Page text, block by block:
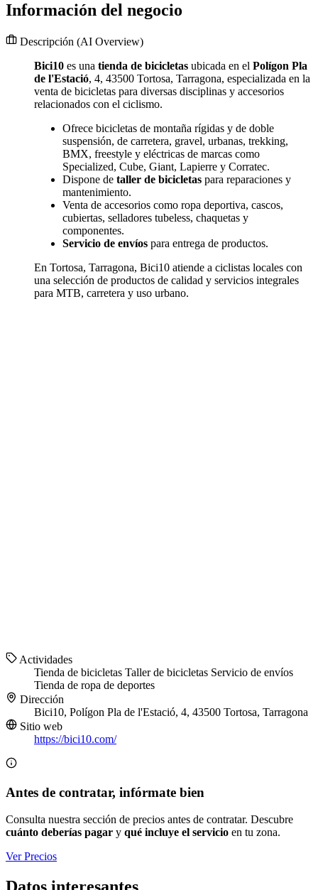
Información del negocio
Descripción (AI Overview)
Bici10 es una tienda de bicicletas ubicada en el Polígon Pla
de l'Estació, 4, 43500 Tortosa, Tarragona, especializada en la
venta de bicicletas para diversas disciplinas y accesorios
relacionados con el ciclismo.
Ofrece bicicletas de montaña rígidas y de doble
suspensión, de carretera, gravel, urbanas, trekking,
BMX, freestyle y eléctricas de marcas como
Specialized, Cube, Giant, Lapierre y Corratec.
Dispone de taller de bicicletas para reparaciones y
mantenimiento.
Venta de accesorios como ropa deportiva, cascos,
cubiertas, selladores tubeless, chaquetas y
componentes.
Servicio de envíos para entrega de productos.
En Tortosa, Tarragona, Bici10 atiende a ciclistas locales con
una selección de productos de calidad y servicios integrales
para MTB, carretera y uso urbano.
Actividades
Tienda de bicicletas Taller de bicicletas Servicio de envíos
Tienda de ropa de deportes
Dirección
Bici10, Polígon Pla de l'Estació, 4, 43500 Tortosa, Tarragona
Sitio web
https://bici10.com/
Antes de contratar, infórmate bien
Consulta nuestra sección de precios antes de contratar. Descubre
cuánto deberías pagar y qué incluye el servicio en tu zona.
Ver Precios